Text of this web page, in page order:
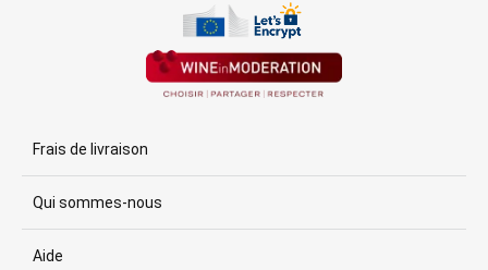
Frais de livraison
Qui sommes-nous
Aide